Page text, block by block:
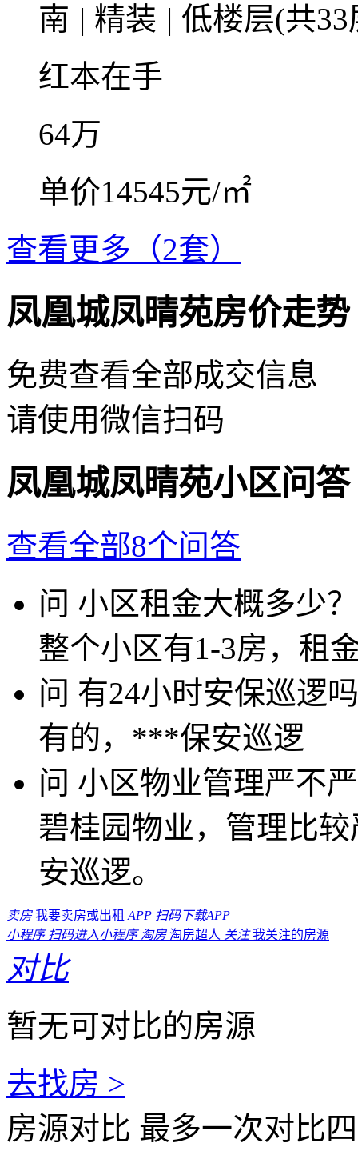
南 | 精装 | 低楼层(共
红本在手
64万
单价14545元/㎡
查看更多（2套）
凤凰城凤晴苑房价走势
免费查看全部成交信息
请使用微信扫码
凤凰城凤晴苑小区问答
查看全部8个问答
问 小区租金大概多少？
整个小区有1-3房，租
问 有24小时安保巡逻
有的，***保安巡逻
问 小区物业管理严不
碧桂园物业，管理比
安巡逻。
卖房 我要卖房或出租 APP 扫码下载APP
小程序 扫码进入小程序 淘房 淘房超人 关注 我关注的房源
对比
暂无可对比的房源
去找房 >
房源对比 最多一次对比